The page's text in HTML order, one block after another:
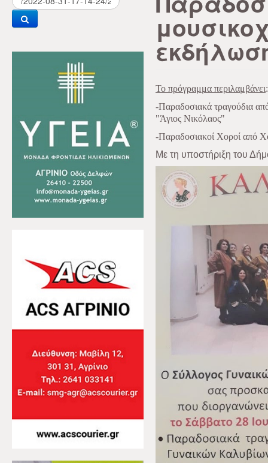
Το πρόγραμμα περιλαμβάνει:
-Παραδοσιακά τραγούδια
"Άγιος Νικόλαος"
-Παραδοσιακοί Χοροί από
Με τη υποστήριξη του